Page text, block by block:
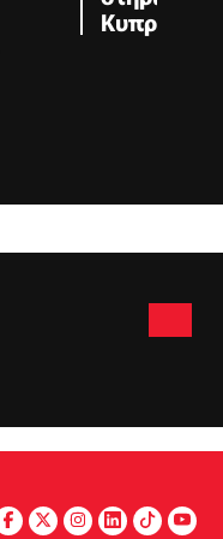
Κυπριακού